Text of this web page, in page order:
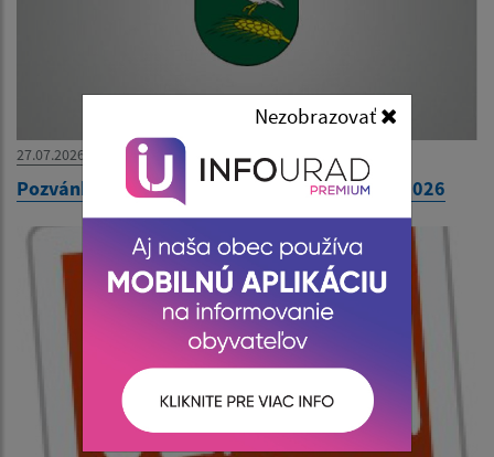
27.07.2026
Pozvánka na 31. zasadnutie OZ dňa 30. júla 2026
Nezobrazovať